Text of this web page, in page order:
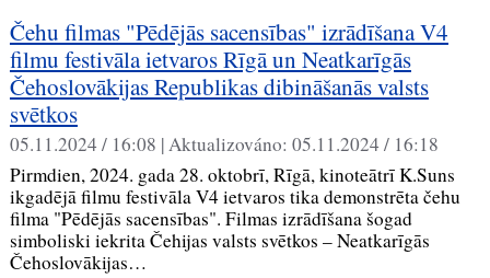
Čehu filmas "Pēdējās sacensības" izrādīšana V4
filmu festivāla ietvaros Rīgā un Neatkarīgās
Čehoslovākijas Republikas dibināšanās valsts
svētkos
05.11.2024 / 16:08 |Aktualizováno: 05.11.2024 / 16:18
Pirmdien, 2024. gada 28. oktobrī, Rīgā, kinoteātrī K.Suns
ikgadējā filmu festivāla V4 ietvaros tika demonstrēta čehu
filma "Pēdējās sacensības". Filmas izrādīšana šogad
simboliski iekrita Čehijas valsts svētkos – Neatkarīgās
Čehoslovākijas…